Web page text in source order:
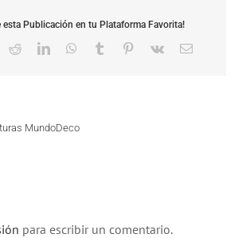
esta Publicación en tu Plataforma Favorita!
RedditLinkedInWhatsApp
Tumblr Pinterest
Vk
Correo
MundoDeco
para escribir un comentario.